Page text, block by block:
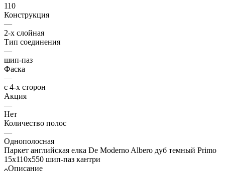
110
Конструкция
—
2-х слойная
Тип соединения
—
шип-паз
Фаска
—
с 4-х сторон
Акция
—
Нет
Количество полос
—
Однополосная
Паркет английская елка De Moderno Albero дуб темный Primo
15х110х550 шип-паз кантри
Описание